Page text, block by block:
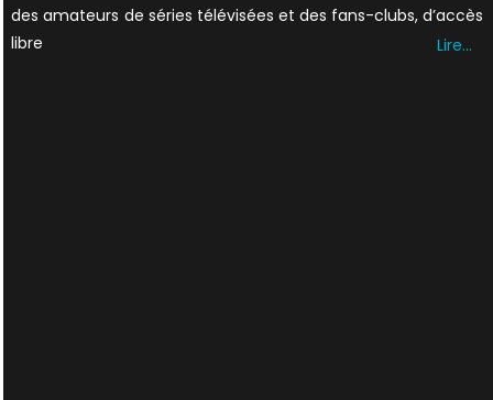
des amateurs de séries télévisées et des fans-clubs, d’accès
libre
Lire…